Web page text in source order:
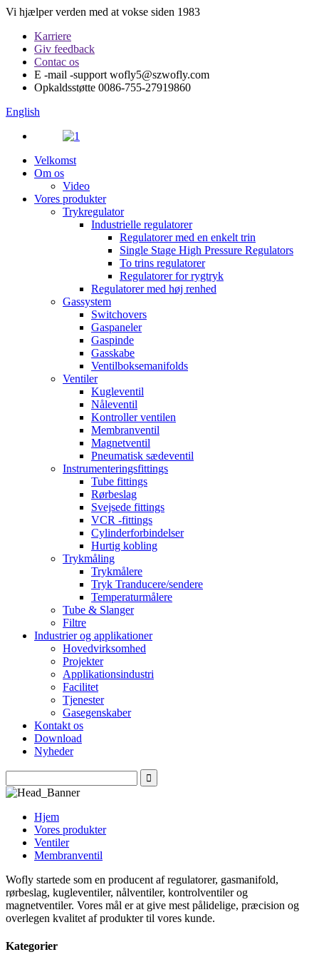
Vi hjælper verden med at vokse siden 1983
Karriere
Giv feedback
Contac os
E -mail -support wofly5@szwofly.com
Opkaldsstøtte 0086-755-27919860
English
Velkomst
Om os
Video
Vores produkter
Trykregulator
Industrielle regulatorer
Regulatorer med en enkelt trin
Single Stage High Pressure Regulators
To trins regulatorer
Regulatorer for rygtryk
Regulatorer med høj renhed
Gassystem
Switchovers
Gaspaneler
Gaspinde
Gasskabe
Ventilboksemanifolds
Ventiler
Kugleventil
Nåleventil
Kontroller ventilen
Membranventil
Magnetventil
Pneumatisk sædeventil
Instrumenteringsfittings
Tube fittings
Rørbeslag
Svejsede fittings
VCR -fittings
Cylinderforbindelser
Hurtig kobling
Trykmåling
Trykmålere
Tryk Tranducere/sendere
Temperaturmålere
Tube & Slanger
Filtre
Industrier og applikationer
Hovedvirksomhed
Projekter
Applikationsindustri
Facilitet
Tjenester
Gasegenskaber
Kontakt os
Download
Nyheder
Hjem
Vores produkter
Ventiler
Membranventil
Wofly startede som en producent af regulatorer, gasmanifold,
rørbeslag, kugleventiler, nålventiler, kontrolventiler og
magnetventiler. Vores mål er at give mest pålidelige, præcision og
overlegen kvalitet af produkter til vores kunde.
Kategorier